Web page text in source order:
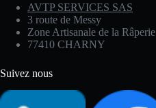
AVTP SERVICES SAS
3 route de Messy
Zone Artisanale de la Râperie
77410 CHARNY
Suivez nous